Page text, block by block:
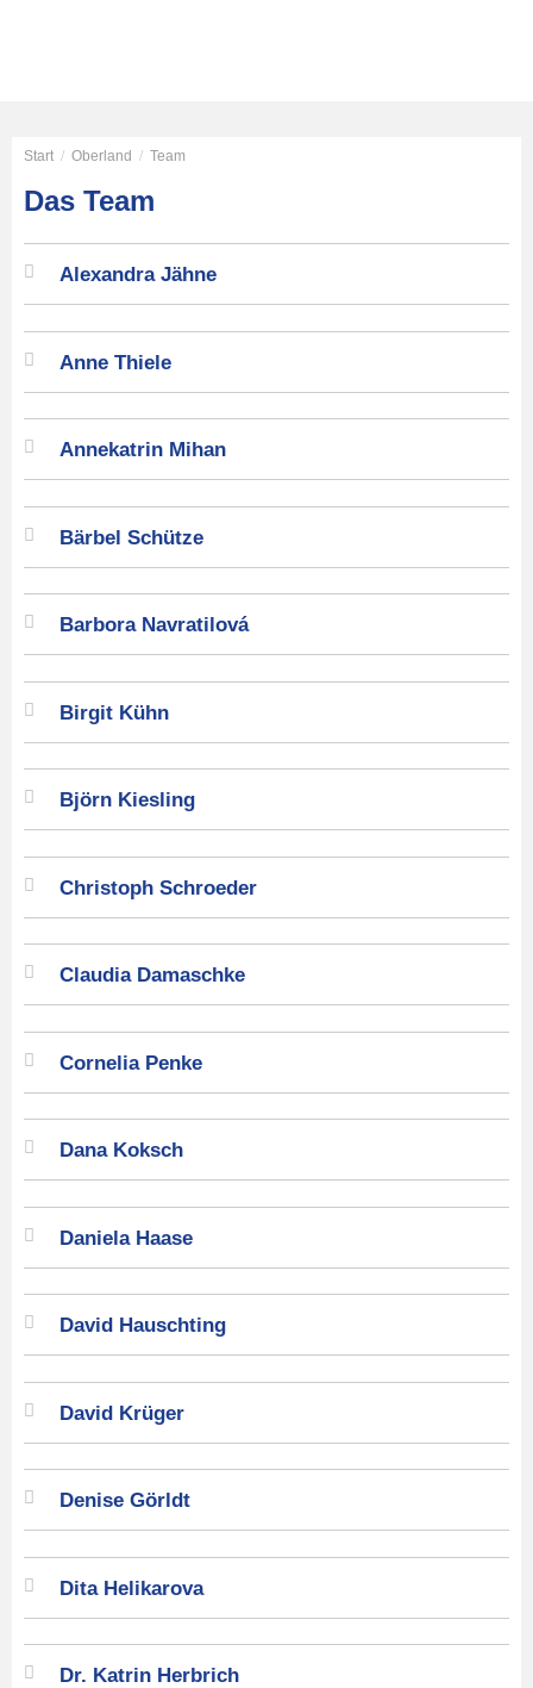
Start / Oberland / Team
Das Team
Alexandra Jähne
Anne Thiele
Annekatrin Mihan
Bärbel Schütze
Barbora Navratilová
Birgit Kühn
Björn Kiesling
Christoph Schroeder
Claudia Damaschke
Cornelia Penke
Dana Koksch
Daniela Haase
David Hauschting
David Krüger
Denise Görldt
Dita Helikarova
Dr. Katrin Herbrich